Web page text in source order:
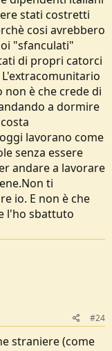
ore....lo stipendio e
di turno che se ne
perche almeno ha un
@appenninocentrale
cose poi che mi
stati costretti
cosi avrebbero
"sfanculati"
di propri catorci
è che crede di
a dormire
lavorano come
senza essere
andare a lavorare
ti
io. E non è che
l'ho sbattuto
#24
straniere (come